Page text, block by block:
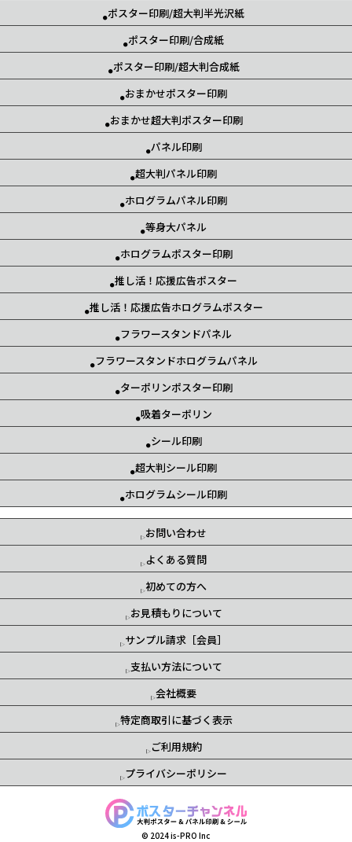
ポスター印刷/超大判半光沢紙
ポスター印刷/合成紙
ポスター印刷/超大判合成紙
おまかせポスター印刷
おまかせ超大判ポスター印刷
パネル印刷
超大判パネル印刷
ホログラムパネル印刷
等身大パネル
ホログラムポスター印刷
推し活！応援広告ポスター
推し活！応援広告ホログラムポスター
フラワースタンドパネル
フラワースタンドホログラムパネル
ターポリンポスター印刷
吸着ターポリン
シール印刷
超大判シール印刷
ホログラムシール印刷
お問い合わせ
よくある質問
初めての方へ
お見積もりについて
サンプル請求［会員］
支払い方法について
会社概要
特定商取引に基づく表示
ご利用規約
プライバシーポリシー
© 2024 is-PRO Inc